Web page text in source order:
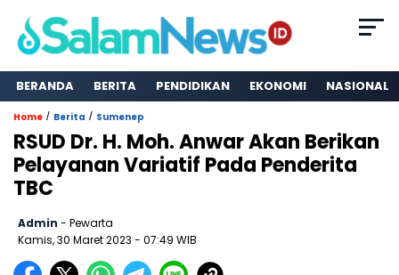
BERANDA BERITA PENDIDIKAN EKONOMI NASIONAL
Home / Berita / Sumenep
RSUD Dr. H. Moh. Anwar Akan Berikan
Pelayanan Variatif Pada Penderita
TBC
Admin - Pewarta
Kamis, 30 Maret 2023 - 07:49 WIB